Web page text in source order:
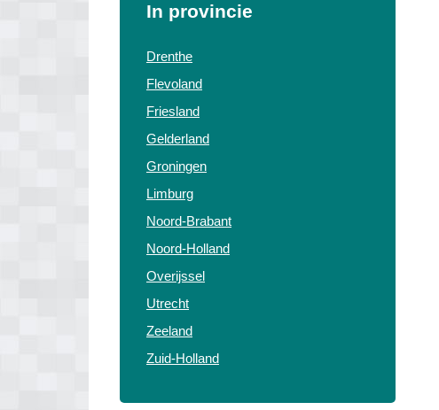
In provincie
Drenthe
Flevoland
Friesland
Gelderland
Groningen
Limburg
Noord-Brabant
Noord-Holland
Overijssel
Utrecht
Zeeland
Zuid-Holland